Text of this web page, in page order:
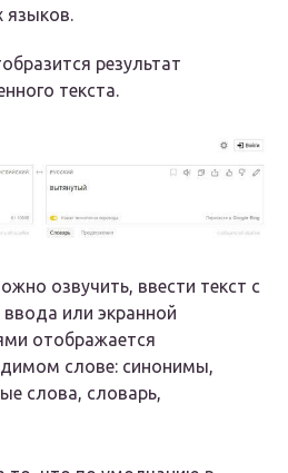
языков.
результат
текста.
озвучить, ввести текст с
или экранной
отображается
слове: синонимы,
слова, словарь,